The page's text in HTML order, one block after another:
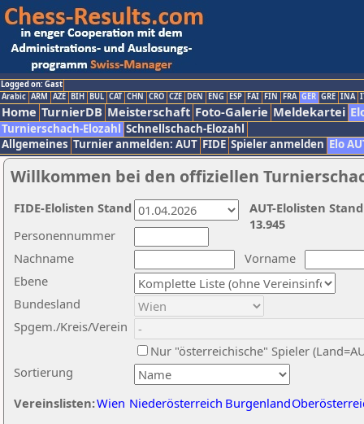
Logged on: Gast
Arabic ARM AZE BIH BUL CAT CHN CRO CZE DEN ENG ESP FAI FIN FRA GER GRE INA
Home TurnierDB Meisterschaft Foto-Galerie Meldekartei
Turnierschach-Elozahl Schnellschach-Elozahl
Allgemeines Turnier anmelden: AUT FIDE Spieler anmelden Elo
Willkommen bei den offiziellen
Nachname
Vorname
Ebene
Sortierung
Personennummer
Bundesland
Spgem./Kreis/Verein
Nur "österreichische" Spieler
Vereinslisten:Wien Niederösterreich Burgenland
AUT-Elolisten
13.945
FIDE-Elolisten Stand